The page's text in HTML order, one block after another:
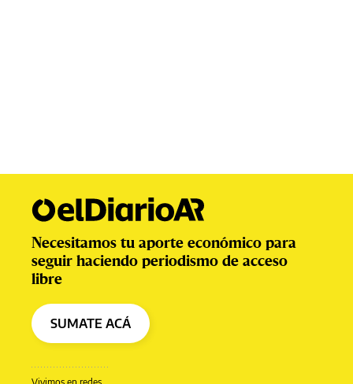
Necesitamos tu aporte económico para
seguir haciendo periodismo de acceso
libre
SUMATE ACÁ